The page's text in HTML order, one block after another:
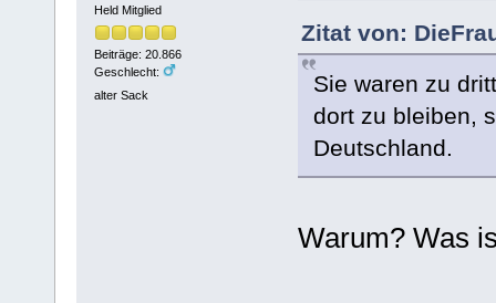
Held Mitglied
Beiträge: 20.866
Geschlecht:
alter Sack
Zitat von:
Sie waren zu
dort zu bleiben,
Deutschland.
Warum? Was